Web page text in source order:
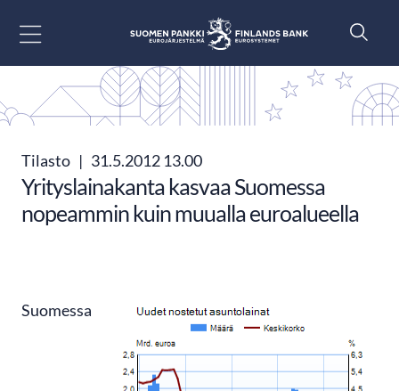
Tilasto | 31.5.2012 13.00
Yrityslainakanta kasvaa Suomessa
nopeammin kuin muualla euroalueella
Suomessa